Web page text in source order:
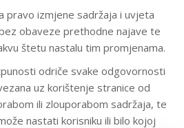
pravo izmjene sadržaja i uvjeta
obaveze prethodne najave te
štetu nastalu tim promjenama.
odriče svake odgovornosti
uz korištenje stranice od
ili zlouporabom sadržaja, te
nastati korisniku ili bilo kojoj